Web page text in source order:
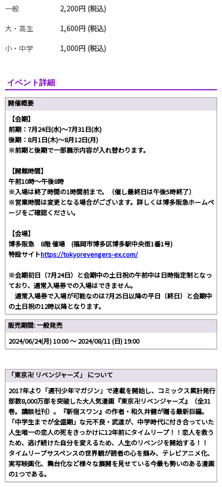
一般
2,200円 (税込)
大・高生
1,600円 (税込)
小・中学
1,000円 (税込)
イベント詳細
開催概要
【会期】
前期：7月24日(水)～7月31日(水)
後期：8月1日(木)～8月12日(月)
※前期と後期で一部展示内容が入れ替わります。
【開館時間】
午前10時～午後8時
※入場は終了時間の1時間前まで。（催し最終日は午後5時終了）
※営業時間は変更となる場合がございます。詳しくは博多阪急ホームペ
ージをご確認ください。
【会場】
博多阪急 8階 催場 (福岡市博多区博多駅中央街1番1号)
特設サイトhttps://tokyorevengers-ex.com/
※会期初日（7月24日）と会期中の土日祝の午前中は日時指定制となっ
ており、通常入場券での入場はできません。
通常入場券で入場が可能なのは7月25日以降の平日（終日）と会期中
の土日祝の12時以降となります。
販売期間: 一般発売
2024/06/24(月) 10:00 〜 2024/08/11 (日) 19:00
「東京卍 リベンジャーズ」 について
2017年より「週刊少年マガジン」で連載を開始し、コミックス累計発行
部数8,000万部を突破した大人気漫画『東京卍リベンジャーズ』（全31
巻。講談社刊）。『新宿スワン』の作者・和久井健が贈る最新巨編。
「中学生までが全盛期」な元不良・武道が、中学時代に付き合っていた
人生唯一の恋人の死をきっかけに12年前にタイムリープ！！恋人を救う
ため、逃げ続けた自分を変えるため、人生のリベンジを開始する！！
タイムリープサスペンスの世界観が読者の心を掴み、テレビアニメ化、
実写映画化、舞台化など様々な展開を見せている今最も勢いのある漫画
の1つである。